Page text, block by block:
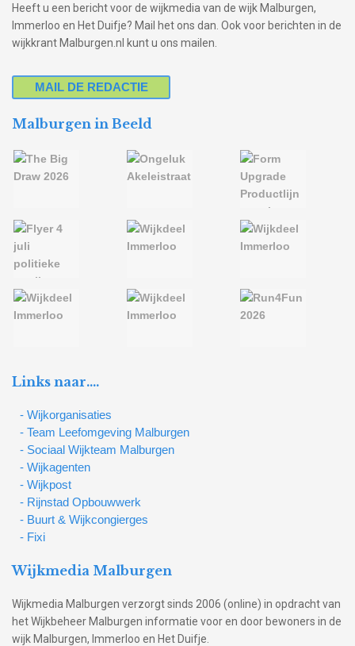
Heeft u een bericht voor de wijkmedia van de wijk Malburgen,
Immerloo en Het Duifje? Mail het ons dan. Ook voor berichten in de
wijkkrant Malburgen.nl kunt u ons mailen.
MAIL DE REDACTIE
Malburgen in Beeld
Links naar….
- Wijkorganisaties
- Team Leefomgeving Malburgen
- Sociaal Wijkteam Malburgen
- Wijkagenten
- Wijkpost
- Rijnstad Opbouwwerk
- Buurt & Wijkcongierges
- Fixi
Wijkmedia Malburgen
Wijkmedia Malburgen verzorgt sinds 2006 (online) in opdracht van
het Wijkbeheer Malburgen informatie voor en door bewoners in de
wijk Malburgen, Immerloo en Het Duifje.